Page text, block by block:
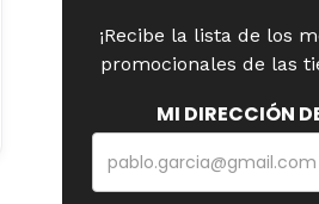
¡Recibe la lista de los
promocionales de las
MI DIRECCIÓN